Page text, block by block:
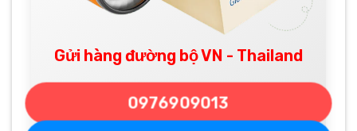
Gửi hàng đường bộ VN - Thailand
0976909013